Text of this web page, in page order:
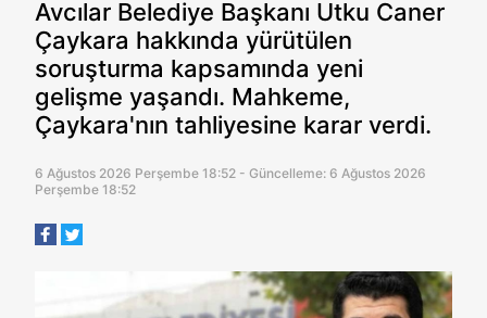
Avcılar Belediye Başkanı Utku Caner
Çaykara hakkında yürütülen
soruşturma kapsamında yeni
gelişme yaşandı. Mahkeme,
Çaykara'nın tahliyesine karar verdi.
6 Ağustos 2026 Perşembe 18:52 - Güncelleme: 6 Ağustos 2026
Perşembe 18:52